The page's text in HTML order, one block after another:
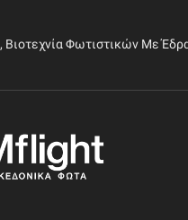
Φωτιστικών Με